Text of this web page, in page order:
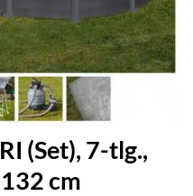
(Set), 7-tlg.,
cm